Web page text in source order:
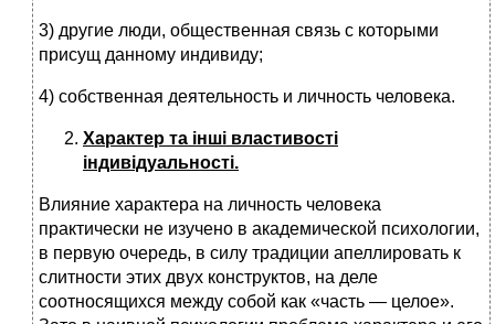
3) другие люди, общественная связь с которыми
присущ данному индивиду;
4) собственная деятельность и личность человека.
Характер та інші властивості
індивідуальності.
Влияние характера на личность человека
практически не изучено в академической психологии,
в первую очередь, в силу традиции апеллировать к
слитности этих двух конструктов, на деле
соотносящихся между собой как «часть — целое».